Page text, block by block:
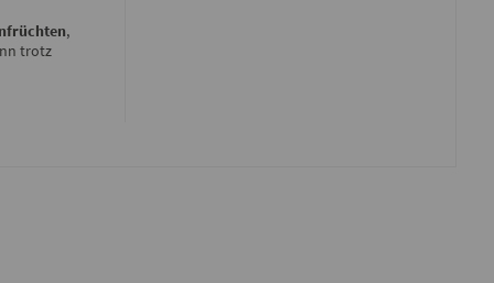
,
trotz